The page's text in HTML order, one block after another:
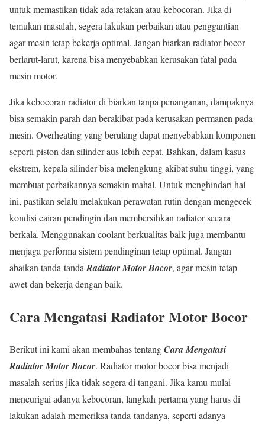
untuk memastikan tidak ada retakan atau kebocoran. Jika di
temukan masalah, segera lakukan perbaikan atau penggantian
agar mesin tetap bekerja optimal. Jangan biarkan radiator bocor
berlarut-larut, karena bisa menyebabkan kerusakan fatal pada
mesin motor.
Jika kebocoran radiator di biarkan tanpa penanganan, dampaknya
bisa semakin parah dan berakibat pada kerusakan permanen pada
mesin. Overheating yang berulang dapat menyebabkan komponen
seperti piston dan silinder aus lebih cepat. Bahkan, dalam kasus
ekstrem, kepala silinder bisa melengkung akibat suhu tinggi, yang
membuat perbaikannya semakin mahal. Untuk menghindari hal
ini, pastikan selalu melakukan perawatan rutin dengan mengecek
kondisi cairan pendingin dan membersihkan radiator secara
berkala. Menggunakan coolant berkualitas baik juga membantu
menjaga performa sistem pendinginan tetap optimal. Jangan
abaikan tanda-tandaRadiator Motor Bocor, agar mesin tetap
awet dan bekerja dengan baik.
Cara Mengatasi Radiator Motor Bocor
Berikut ini kami akan membahas tentangCara Mengatasi
Radiator Motor Bocor. Radiator motor bocor bisa menjadi
masalah serius jika tidak segera di tangani. Jika kamu mulai
mencurigai adanya kebocoran, langkah pertama yang harus di
lakukan adalah memeriksa tanda-tandanya, seperti adanya